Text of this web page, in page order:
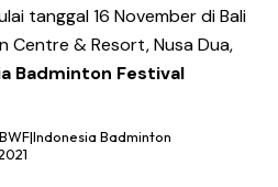
tanggal 16 November di Bali
Centre & Resort, Nusa Dua,
Badminton Festival
Badminton